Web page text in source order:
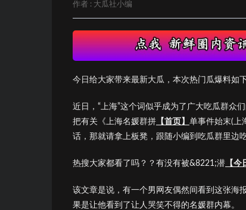
作者 : 大瓜社小编
今日给大家带来最新大瓜，本次热门瓜爆料如
近日，“上海”这个词似乎成为了广大吃瓜群众
把有关《上海名媛群拼 【首页】 单事件始末(上
话，那就请拿上板凳，跟随小编到吃瓜群里边
热搜大家都看了吗？？有没有被&8221;潜 【今
该文章是说，有一个男网友偶然间看到这张海
果是让他看到了让人哭笑不得的名媛群内幕。